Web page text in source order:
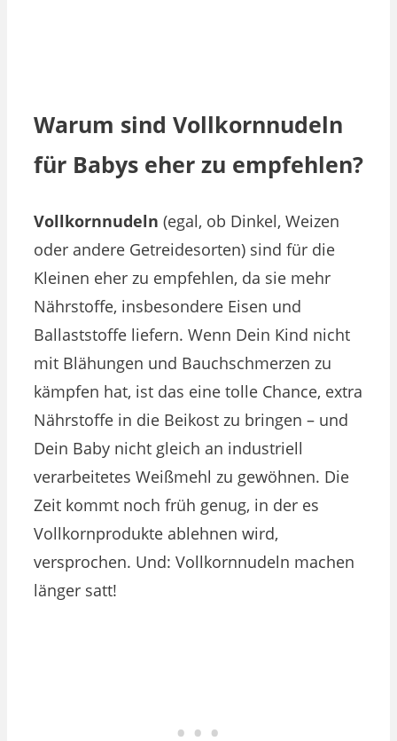
Warum sind Vollkornnudeln
für Babys eher zu empfehlen?
Vollkornnudeln (egal, ob Dinkel, Weizen
oder andere Getreidesorten) sind für die
Kleinen eher zu empfehlen, da sie mehr
Nährstoffe, insbesondere Eisen und
Ballaststoffe liefern. Wenn Dein Kind nicht
mit Blähungen und Bauchschmerzen zu
kämpfen hat, ist das eine tolle Chance, extra
Nährstoffe in die Beikost zu bringen – und
Dein Baby nicht gleich an industriell
verarbeitetes Weißmehl zu gewöhnen. Die
Zeit kommt noch früh genug, in der es
Vollkornprodukte ablehnen wird,
versprochen. Und: Vollkornnudeln machen
länger satt!​